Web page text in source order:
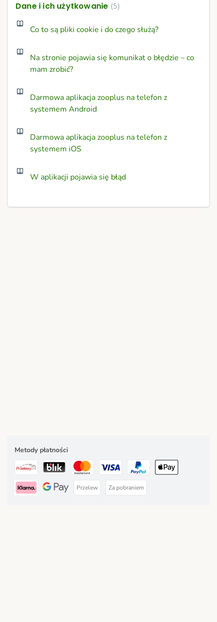
Dane i ich użytkowanie 5
Co to są pliki cookie i do czego służą?
Na stronie pojawia się komunikat o błędzie – co
mam zrobić?
Darmowa aplikacja zooplus na telefon z
systemem Android
Darmowa aplikacja zooplus na telefon z
systemem iOS
W aplikacji pojawia się błąd
Metody płatności
Przelew Za pobraniem